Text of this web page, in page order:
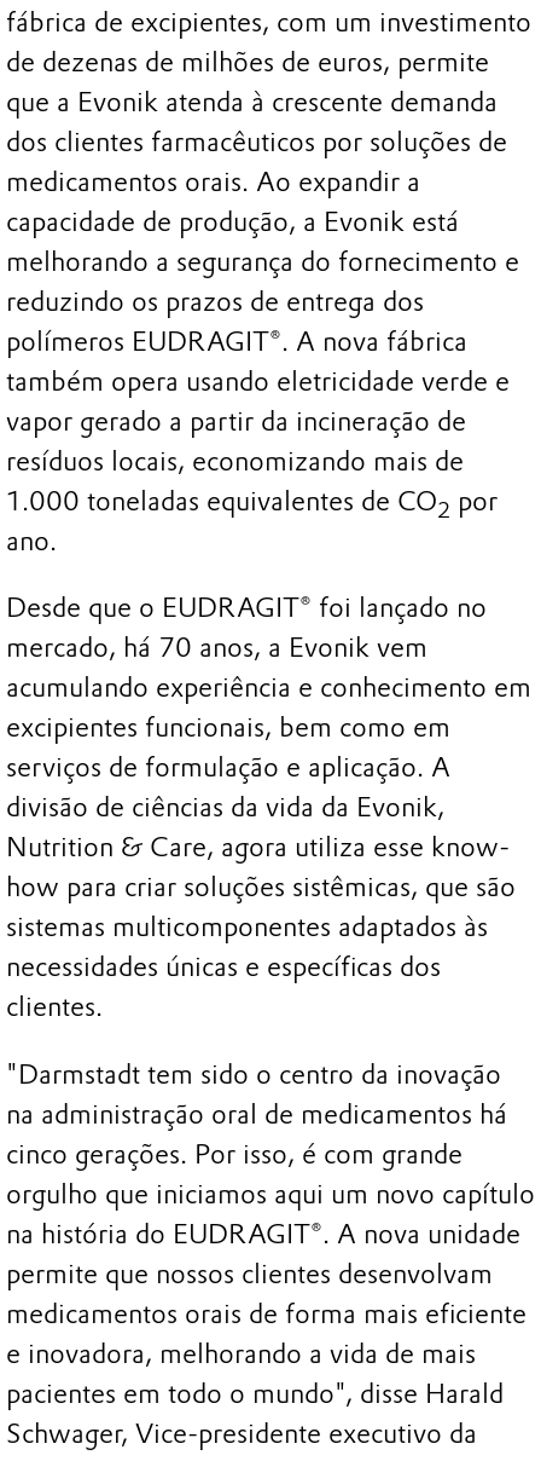
fábrica de excipientes, com um investimento
de dezenas de milhões de euros, permite
que a Evonik atenda à crescente demanda
dos clientes farmacêuticos por soluções de
medicamentos orais. Ao expandir a
capacidade de produção, a Evonik está
melhorando a segurança do fornecimento e
reduzindo os prazos de entrega dos
polímeros EUDRAGIT®. A nova fábrica
também opera usando eletricidade verde e
vapor gerado a partir da incineração de
resíduos locais, economizando mais de
1.000 toneladas equivalentes de CO2 por
ano.
Desde que o EUDRAGIT® foi lançado no
mercado, há 70 anos, a Evonik vem
acumulando experiência e conhecimento em
excipientes funcionais, bem como em
serviços de formulação e aplicação. A
divisão de ciências da vida da Evonik,
Nutrition & Care, agora utiliza esse know-
how para criar soluções sistêmicas, que são
sistemas multicomponentes adaptados às
necessidades únicas e específicas dos
clientes.
"Darmstadt tem sido o centro da inovação
na administração oral de medicamentos há
cinco gerações. Por isso, é com grande
orgulho que iniciamos aqui um novo capítulo
na história do EUDRAGIT®. A nova unidade
permite que nossos clientes desenvolvam
medicamentos orais de forma mais eficiente
e inovadora, melhorando a vida de mais
pacientes em todo o mundo", disse Harald
Schwager, Vice-presidente executivo da